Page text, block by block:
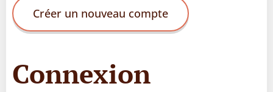
Créer un nouveau compte
Connexion